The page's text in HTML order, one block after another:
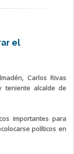
el
Carlos Rivas
teniente alcalde de
importantes para
políticos en